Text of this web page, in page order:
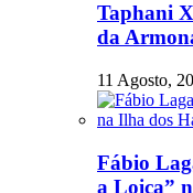
Taphani
da
11 Agosto,
Fábio
a Loiça”